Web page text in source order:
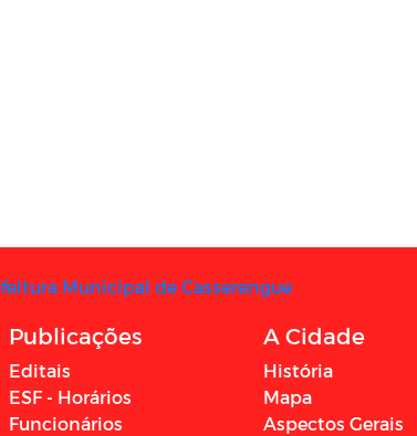
Publicações
Editais
ESF - Horários
Funcionários
A Cidade
História
Mapa
Aspectos Gerais